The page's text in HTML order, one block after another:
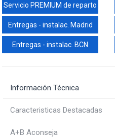
Servicio PREMIUM de reparto
Entregas - instalac. Madrid
Entregas - instalac. BCN
Información Técnica
Caracteristicas Destacadas
A+B Aconseja